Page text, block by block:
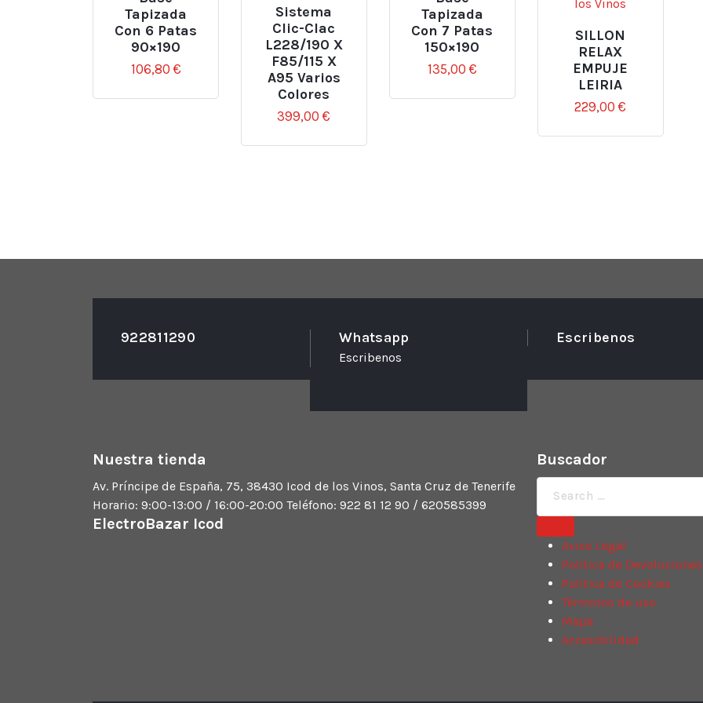
Tapizada
Con 6 Patas
90×190
106,80 €
Sistema
Clic-Clac
L228/190 X
F85/115 X
A95 Varios
Colores
399,00€
Tapizada
Con 7 Patas
150×190
135,00 €
SILLON
RELAX
EMPUJE
LEIRIA
229,00€
922811290 Whatsapp
Escribenos
Escribenos
Nuestra tienda
Av. Príncipe de España, 75, 38430 Icod de los Vinos, Santa Cruz de Tenerife
Horario: 9:00-13:00 / 16:00-20:00 Teléfono: 922 81 12 90 / 620585399
ElectroBazar Icod
Buscador
Aviso Legal
Politica de Devoluciones
Politica de Cookies
Términos de uso
Mapa
Accesibilidad